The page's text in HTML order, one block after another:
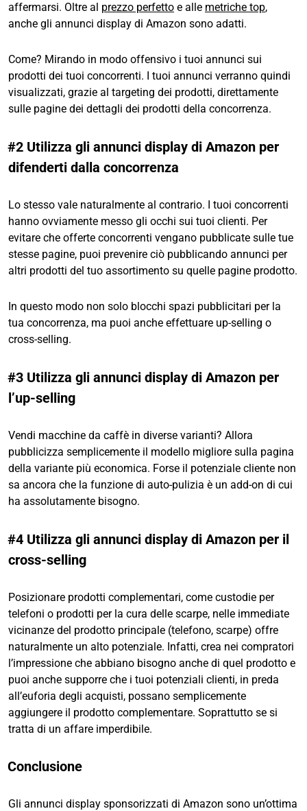
affermarsi. Oltre al prezzo perfetto e alle metriche top,
anche gli annunci display di Amazon sono adatti.
Come? Mirando in modo offensivo i tuoi annunci sui
prodotti dei tuoi concorrenti. I tuoi annunci verranno quindi
visualizzati, grazie al targeting dei prodotti, direttamente
sulle pagine dei dettagli dei prodotti della concorrenza.
#2 Utilizza gli annunci display di Amazon per
difenderti dalla concorrenza
Lo stesso vale naturalmente al contrario. I tuoi concorrenti
hanno ovviamente messo gli occhi sui tuoi clienti. Per
evitare che offerte concorrenti vengano pubblicate sulle tue
stesse pagine, puoi prevenire ciò pubblicando annunci per
altri prodotti del tuo assortimento su quelle pagine prodotto.
In questo modo non solo blocchi spazi pubblicitari per la
tua concorrenza, ma puoi anche effettuare up-selling o
cross-selling.
#3 Utilizza gli annunci display di Amazon per
l’up-selling
Vendi macchine da caffè in diverse varianti? Allora
pubblicizza semplicemente il modello migliore sulla pagina
della variante più economica. Forse il potenziale cliente non
sa ancora che la funzione di auto-pulizia è un add-on di cui
ha assolutamente bisogno.
#4 Utilizza gli annunci display di Amazon per il
cross-selling
Posizionare prodotti complementari, come custodie per
telefoni o prodotti per la cura delle scarpe, nelle immediate
vicinanze del prodotto principale (telefono, scarpe) offre
naturalmente un alto potenziale. Infatti, crea nei compratori
l’impressione che abbiano bisogno anche di quel prodotto e
puoi anche supporre che i tuoi potenziali clienti, in preda
all’euforia degli acquisti, possano semplicemente
aggiungere il prodotto complementare. Soprattutto se si
tratta di un affare imperdibile.
Conclusione
Gli annunci display sponsorizzati di Amazon sono un’ottima